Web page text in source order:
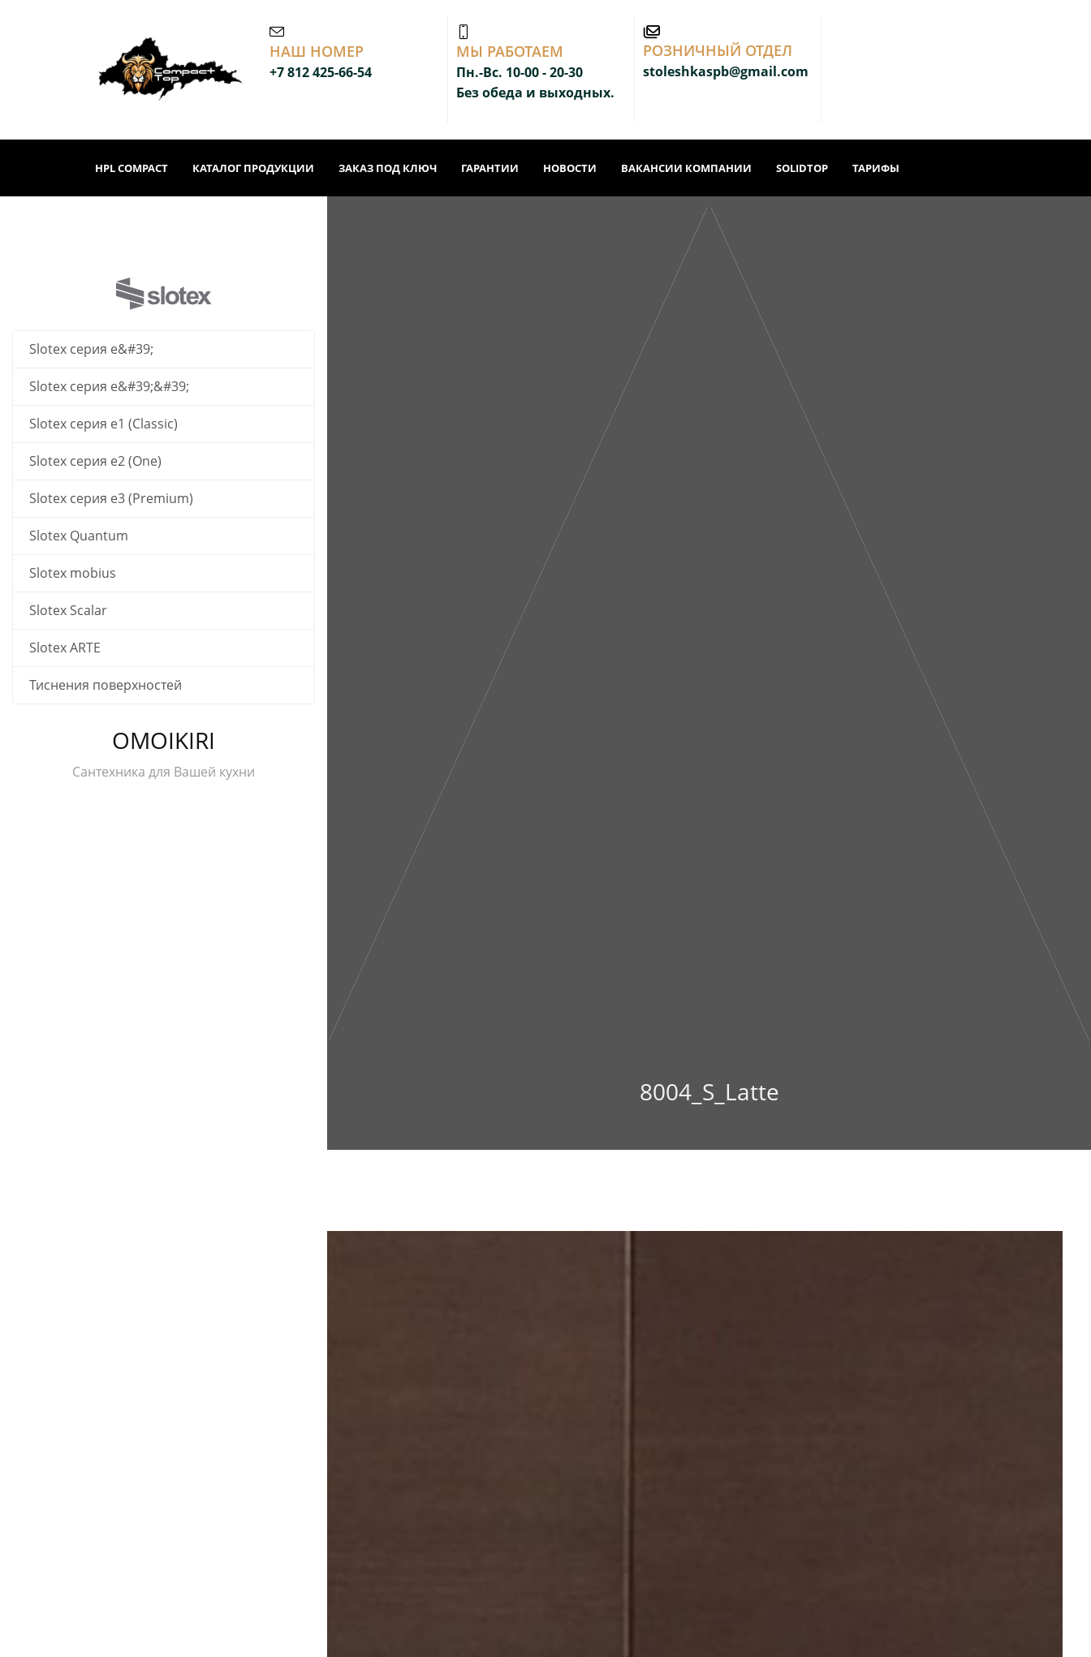
НАШ НОМЕР
+7 812 425-66-54
МЫ РАБОТАЕМ
Пн.-Вс. 10-00 - 20-30
Без обеда и выходных.
РОЗНИЧНЫЙ ОТДЕЛ
stoleshkaspb@gmail.com
HPL COMPACT КАТАЛОГ ПРОДУКЦИИ ЗАКАЗ ПОД КЛЮЧ ГАРАНТИИ НОВОСТИ ВАКАНСИИ КОМПАНИИ SOLIDTOP ТАРИФЫ
Slotex серия е&#39;
Slotex серия е&#39;&#39;
Slotex серия e1 (Classic)
Slotex серия e2 (One)
Slotex серия e3 (Premium)
Slotex Quantum
Slotex mobius
Slotex Scalar
Slotex ARTE
Тиснения поверхностей
OMOIKIRI
Сантехника для Вашей кухни
8004_S_Latte